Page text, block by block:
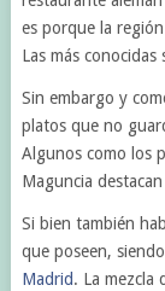
es porque la
Las más
Sin embargo y
platos que no
Algunos como los
Maguncia
Si bien también
que poseen,
Madrid. La mezcla